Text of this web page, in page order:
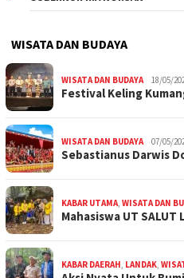
WISATA DAN BUDAYA
WISATA DAN BUDAYA 18/05/
Festival Keling
WISATA DAN BUDAYA 07/05/
Sebastianus Darwis
KABAR UTAMA, WISATA DAN
Mahasiswa UT
KABAR DAERAH, LANDAK,